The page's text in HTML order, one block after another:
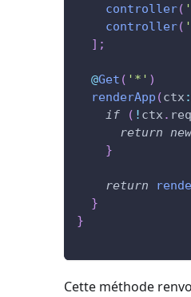
controller(
controller(
] ;
@Get ( '*' )
renderApp (ctx :
if
( ! ctx .
return new
}
return
}
}
Cette méthode